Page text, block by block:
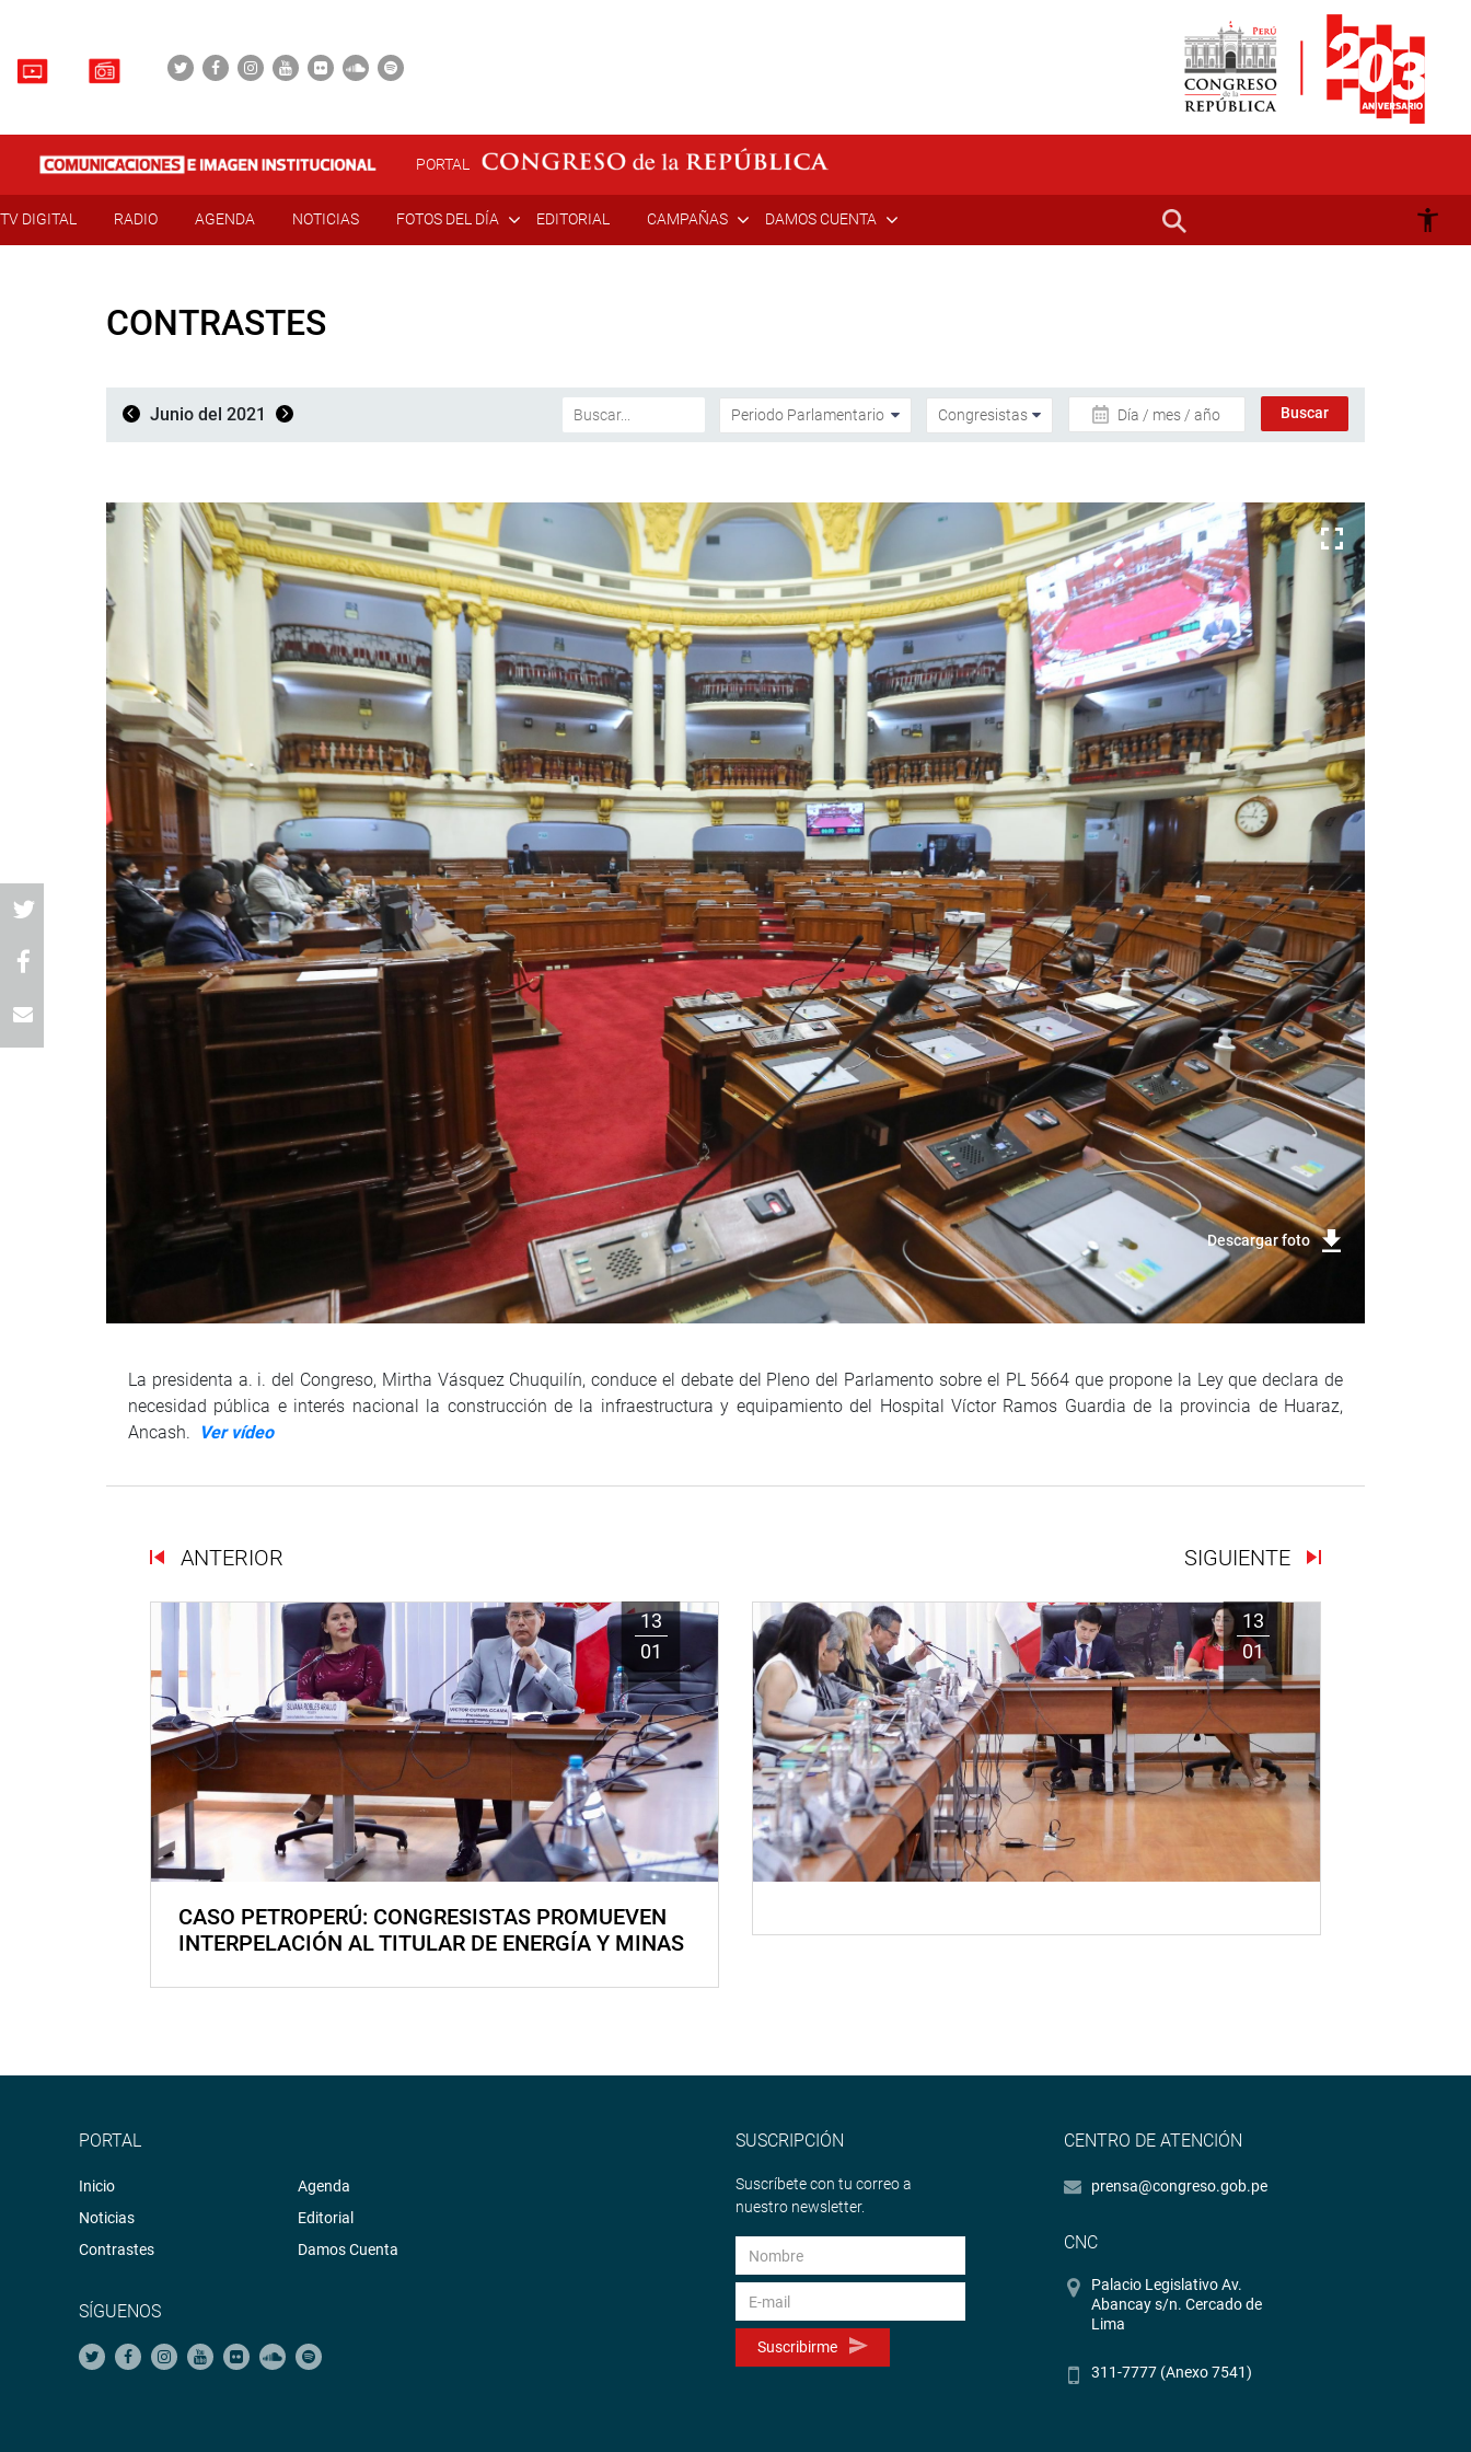
PORTAL
TV DIGITAL RADIO AGENDA NOTICIAS FOTOS DEL DÍA EDITORIAL CAMPAÑAS DAMOS CUENTA
CONTRASTES
Junio del 2021 Día / mes / año
Descargar foto
La presidenta a. i. del Congreso, Mirtha Vásquez Chuquilín, conduce el debate del Pleno del Parlamento sobre el PL 5664 que propone la Ley que declara de
necesidad pública e interés nacional la construcción de la infraestructura y equipamiento del Hospital Víctor Ramos Guardia de la provincia de Huaraz,
Ancash.
Ver vídeo
ANTERIOR SIGUIENTE
13
01
CASO PETROPERÚ: CONGRESISTAS PROMUEVEN
INTERPELACIÓN AL TITULAR DE ENERGÍA Y MINAS
13
01
PORTAL
Inicio
Noticias
Contrastes
Agenda
Editorial
Damos Cuenta
SÍGUENOS
SUSCRIPCIÓN
Suscríbete con tu correo a
nuestro newsletter.
Suscribirme
CENTRO DE ATENCIÓN
prensa@congreso.gob.pe
CNC
Palacio Legislativo Av.
Abancay s/n. Cercado de
Lima
311-7777 (Anexo 7541)